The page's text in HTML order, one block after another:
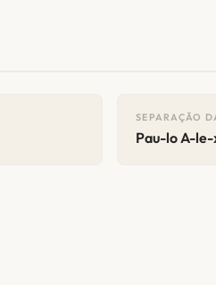
SEPARAÇÃO
Pau-lo A-